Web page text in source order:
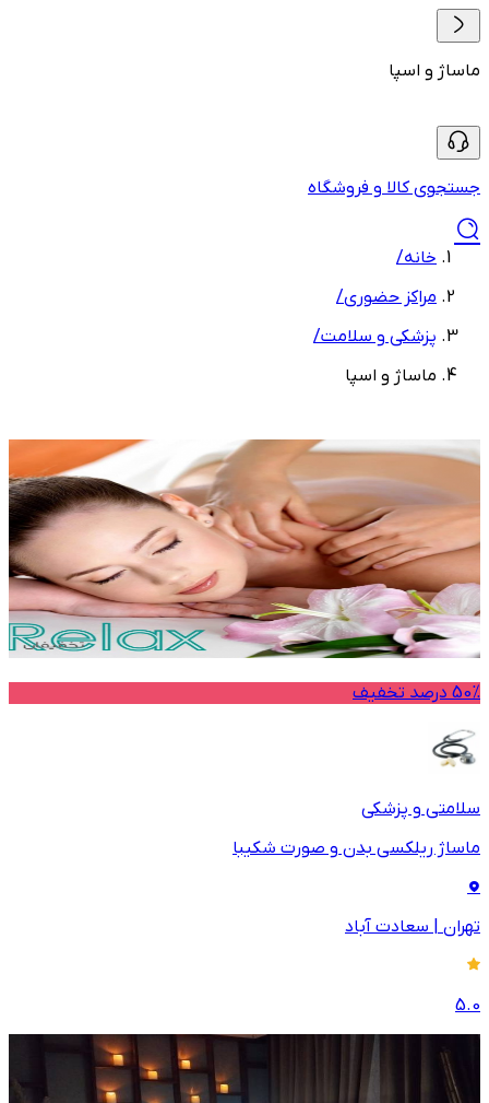
ماساژ و اسپا
جستجوی کالا و فروشگاه
خانه/
مراکز حضوری/
پزشکی و سلامت/
ماساژ و اسپا
50% درصد تخفیف
سلامتی و پزشکی
ماساژ ریلکسی بدن و صورت شکیبا
تهران | سعادت آباد
5.0